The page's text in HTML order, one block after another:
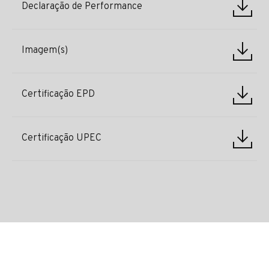
Declaração de Performance
Imagem(s)
Certificação EPD
Certificação UPEC